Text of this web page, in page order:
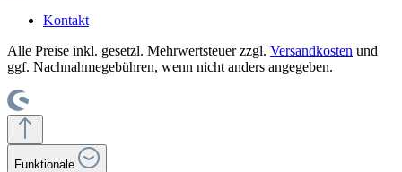
Kontakt
Alle Preise inkl. gesetzl. Mehrwertsteuer zzgl. Versandkosten und
ggf. Nachnahmegebühren, wenn nicht anders angegeben.
Funktionale